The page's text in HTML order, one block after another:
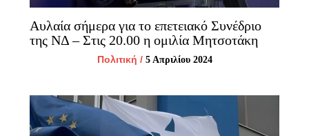
Αυλαία σήμερα για το επετειακό Συνέδριο
της ΝΔ – Στις 20.00 η ομιλία Μητσοτάκη
Πολιτική / 5 Απριλίου 2024